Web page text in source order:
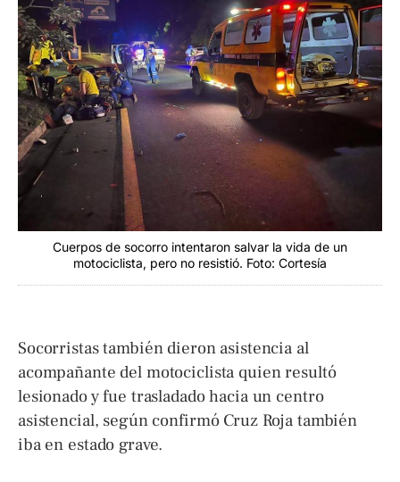
Cuerpos de socorro intentaron salvar la vida de un
motociclista, pero no resistió. Foto: Cortesía
Socorristas también dieron asistencia al
acompañante del motociclista quien resultó
lesionado y fue trasladado hacia un centro
asistencial, según confirmó Cruz Roja también
iba en estado grave.